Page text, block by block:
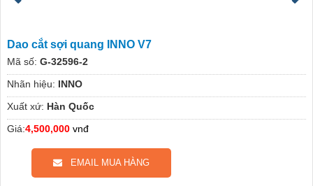
Dao cắt sợi quang INNO V7
Mã số: G-32596-2
Nhãn hiệu: INNO
Xuất xứ: Hàn Quốc
Giá:4,500,000 vnđ
EMAIL MUA HÀNG